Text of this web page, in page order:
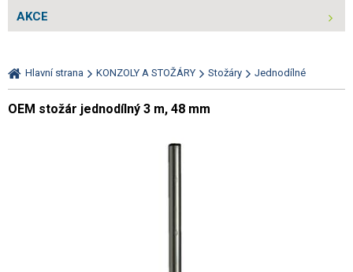
AKCE
Hlavní strana KONZOLY A STOŽÁRY Stožáry Jednodílné
OEM stožár jednodílný 3 m, 48 mm